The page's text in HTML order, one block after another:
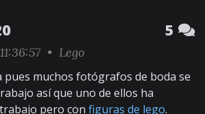
5
• Lego
pues muchos fotógrafos de boda se
así que uno de ellos ha
pero con figuras de lego.